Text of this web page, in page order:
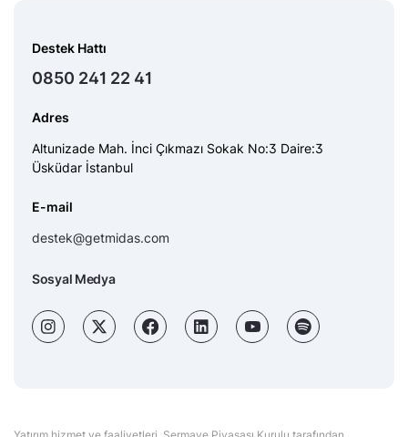
Destek Hattı
0850 241 22 41
Adres
Altunizade Mah. İnci Çıkmazı Sokak No:3 Daire:3
Üsküdar İstanbul
E-mail
destek@getmidas.com
Sosyal Medya